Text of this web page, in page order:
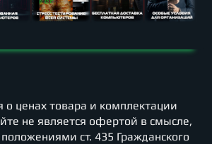
ценах товара и комплектации
не является офертой в смысле,
ст. 435 Гражданского